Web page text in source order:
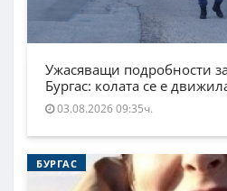
Ужасяващи подробности
Бургас: колата се е
03.08.2026 09:35ч.
БУРГАС